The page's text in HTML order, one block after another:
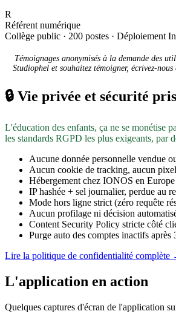
R
Référent numérique
Collège public · 200 postes · Déploiement
Témoignages anonymisés à la demande des
Studiophel et souhaitez témoigner, écrivez-nous
🔒 Vie privée et sécurité
L'éducation des enfants, ça ne se monétise
les standards RGPD les plus exigeants, par
Aucune donnée personnelle vendue
Aucun cookie de tracking, aucun
Hébergement chez IONOS en
IP hashée + sel journalier, perdue au
Mode hors ligne strict (zéro requête
Aucun profilage ni décision
Content Security Policy stricte côté
Purge auto des comptes inactifs après
Lire la politique de confidentialité complète
L'application en action
Quelques captures d'écran de l'application